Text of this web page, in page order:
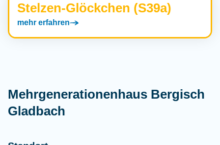
Stelzen-Glöckchen (S39a)
mehr erfahren
Mehrgenerationenhaus Bergisch
Gladbach